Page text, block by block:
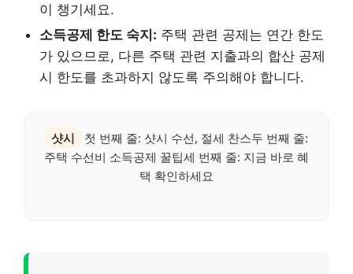
이 챙기세요.
소득공제 한도 숙지: 주택 관련 공제는 연간 한도
가 있으므로, 다른 주택 관련 지출과의 합산 공제
시 한도를 초과하지 않도록 주의해야 합니다.
샷시
첫 번째 줄: 샷시 수선, 절세 찬스두 번째 줄:
주택 수선비 소득공제 꿀팁세 번째 줄: 지금 바로 혜
택 확인하세요